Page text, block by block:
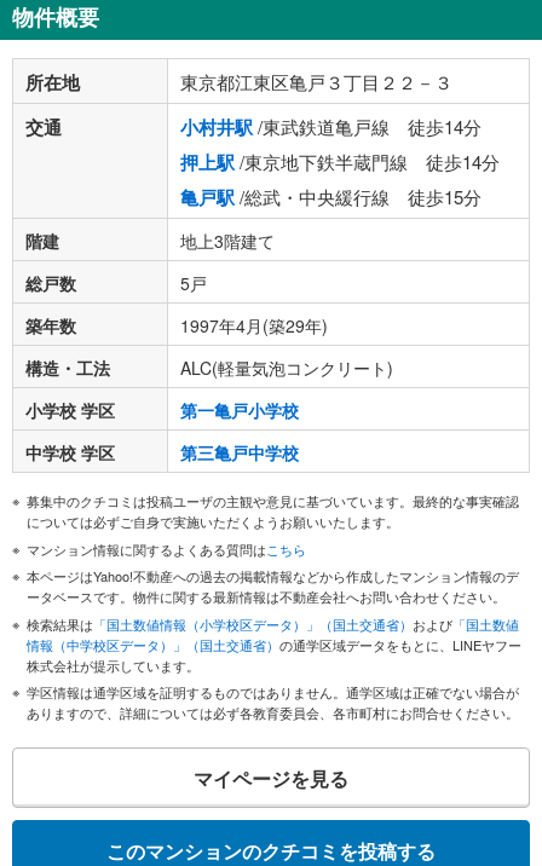
物件概要
所在地 東京都江東区亀戸３丁目２２－３
交通 小村井駅/東武鉄道亀戸線 徒歩14分
押上駅/東京地下鉄半蔵門線 徒歩14分
亀戸駅/総武・中央緩行線 徒歩15分
階建
地上3階建て
総戸数
5戸
築年数
1997年4月(築29年)
構造・工法
ALC(軽量気泡コンクリート)
小学校 学区
第一亀戸小学校
中学校 学区
第三亀戸中学校
募集中のクチコミは投稿ユーザの主観や意見に基づいています。最終的な事実確認
については必ずご自身で実施いただくようお願いいたします。
マンション情報に関するよくある質問はこちら
本ページはYahoo!不動産への過去の掲載情報などから作成したマンション情報のデ
ータベースです。物件に関する最新情報は不動産会社へお問い合わせください。
検索結果は 「国土数値情報（小学校区データ）」（国土交通省） および 「国土数値
情報（中学校区データ）」（国土交通省） の通学区域データをもとに、LINEヤフー
株式会社が提示しています。
学区情報は通学区域を証明するものではありません。通学区域は正確でない場合が
ありますので、詳細については必ず各教育委員会、各市町村にお問合せください。
マイページを見る
このマンションのクチコミを投稿する